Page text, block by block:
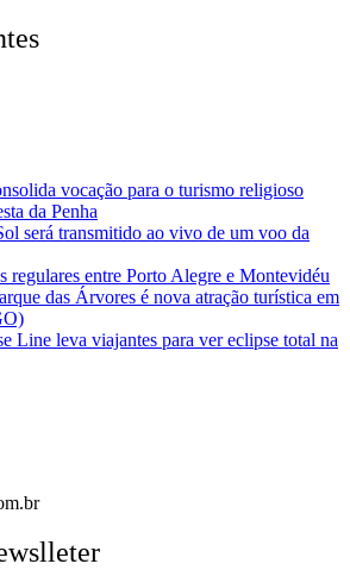
vocação para o turismo religioso
da Penha
será transmitido ao vivo de um voo da
regulares entre Porto Alegre e Montevidéu
das Árvores é nova atração turística em
Line leva viajantes para ver eclipse total na